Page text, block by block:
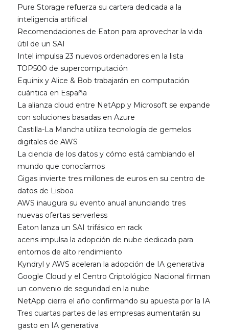
Pure Storage refuerza su cartera dedicada a la
inteligencia artificial
Recomendaciones de Eaton para aprovechar la vida
útil de un SAI
Intel impulsa 23 nuevos ordenadores en la lista
TOP500 de supercomputación
Equinix y Alice & Bob trabajarán en computación
cuántica en España
La alianza cloud entre NetApp y Microsoft se expande
con soluciones basadas en Azure
Castilla-La Mancha utiliza tecnología de gemelos
digitales de AWS
La ciencia de los datos y cómo está cambiando el
mundo que conocíamos
Gigas invierte tres millones de euros en su centro de
datos de Lisboa
AWS inaugura su evento anual anunciando tres
nuevas ofertas serverless
Eaton lanza un SAI trifásico en rack
acens impulsa la adopción de nube dedicada para
entornos de alto rendimiento
Kyndryl y AWS aceleran la adopción de IA generativa
Google Cloud y el Centro Criptológico Nacional firman
un convenio de seguridad en la nube
NetApp cierra el año confirmando su apuesta por la IA
Tres cuartas partes de las empresas aumentarán su
gasto en IA generativa